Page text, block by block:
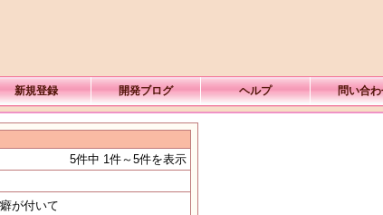
新規登録 開発ブログ ヘルプ 問い合
5件中 1件～5件を表示
が付いて